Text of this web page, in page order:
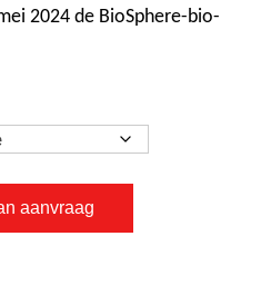
2024 de BioSphere-bio-
aanvraag